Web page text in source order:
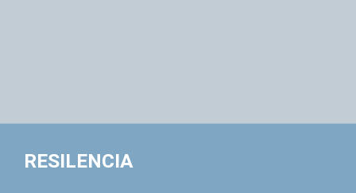
RESILENCIA